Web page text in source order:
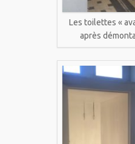
Les toilettes «
après